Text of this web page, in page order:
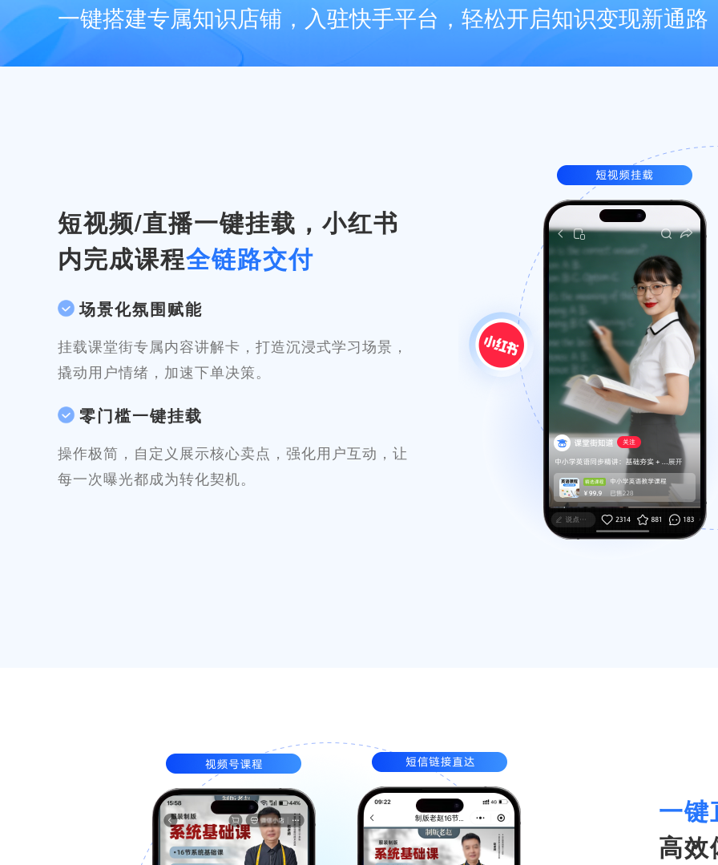
一键搭建专属知识店铺，入驻快手平台，轻松开启知识变现新通路
短视频/直播一键挂载，小红书
内完成课程全链路交付
场景化氛围赋能
挂载课堂街专属内容讲解卡，打造沉浸式学习场景，
撬动用户情绪，加速下单决策。
零门槛一键挂载
操作极简，自定义展示核心卖点，强化用户互动，让
每一次曝光都成为转化契机。
一键
高效